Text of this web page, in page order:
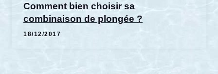
Comment bien choisir sa
combinaison de plongée ?
18/12/2017